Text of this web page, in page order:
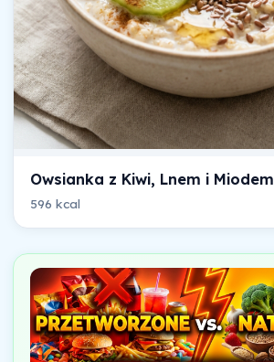
Owsianka z Kiwi, Lnem i Miodem
596 kcal